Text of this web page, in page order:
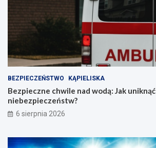
BEZPIECZEŃSTWO KĄPIELISKA
Bezpieczne chwile nad wodą: Jak uniknąć
niebezpieczeństw?
6 sierpnia 2026